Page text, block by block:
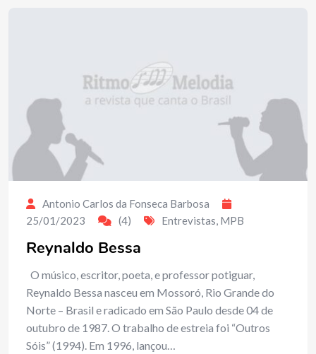
Antonio Carlos da Fonseca Barbosa
25/01/2023
(4) Entrevistas, MPB
Reynaldo Bessa
O músico, escritor, poeta, e professor potiguar,
Reynaldo Bessa nasceu em Mossoró, Rio Grande do
Norte – Brasil e radicado em São Paulo desde 04 de
outubro de 1987. O trabalho de estreia foi “Outros
Sóis” (1994). Em 1996, lançou…